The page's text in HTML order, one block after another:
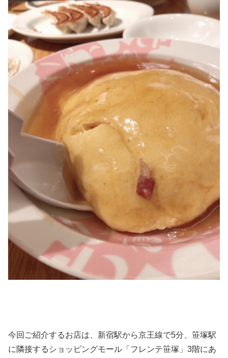
今回ご紹介するお店は、新宿駅から京王線で5分、笹塚駅
に隣接するショッピングモール「フレンテ笹塚」3階にあ